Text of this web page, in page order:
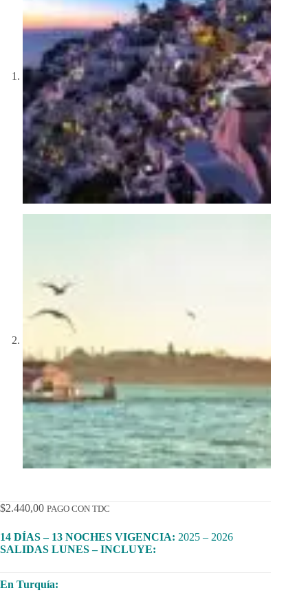
$2.440,00 PAGO CON TDC
14 DÍAS – 13 NOCHES VIGENCIA: 2025 – 2026
SALIDAS LUNES –INCLUYE:
En Turquía: